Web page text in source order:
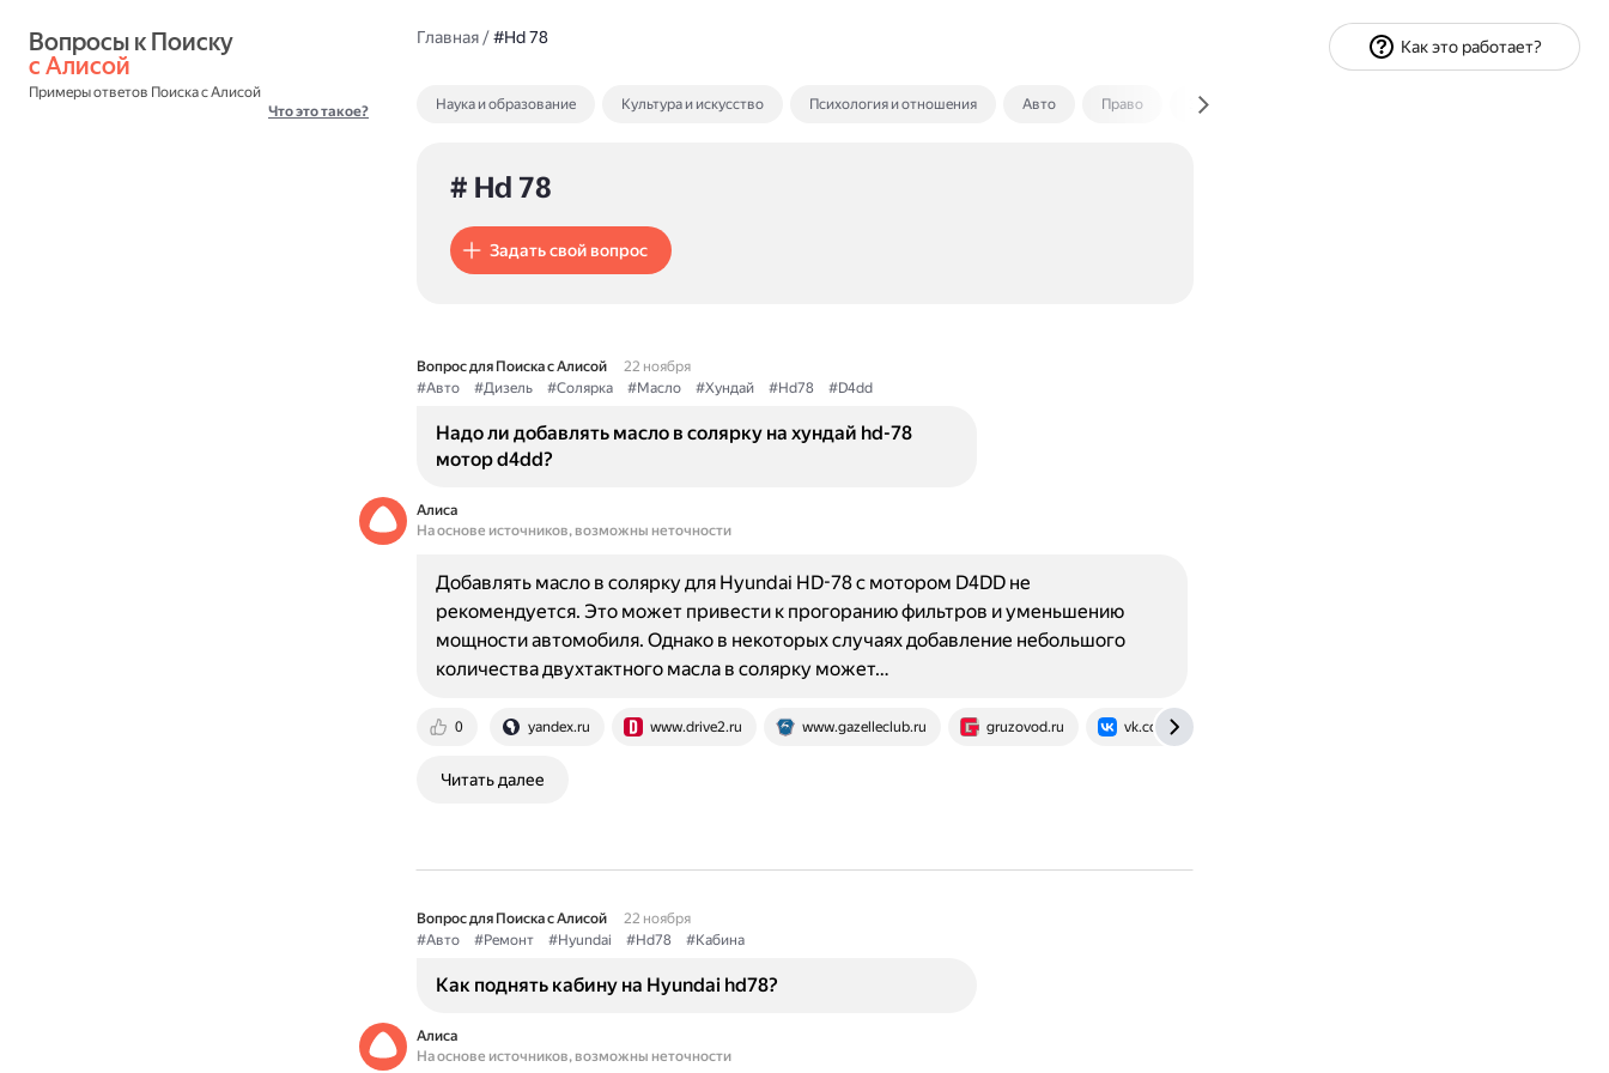
с Алисой
Примеры ответов Поиска с Алисой
Что это такое?
Главная/#Hd 78
Наука и образование Культура и искусство Психология и отношения Авто Право Экономика и финансы
# Hd 78
Задать свой вопрос
Вопрос для Поиска с Алисой
22 ноября
#Авто
#Дизель #Солярка #Масло #Хундай #Hd78 #D4dd
Надо ли добавлять масло в солярку на хундай hd-78
мотор d4dd?
Алиса
На основе источников, возможны неточности
0 yandex.ru www.drive2.ru www.gazelleclub.ru gruzovod.ru vk.com
Добавлять масло в солярку для Hyundai HD-78 с мотором D4DD не
рекомендуется. Это может привести к прогоранию фильтров и уменьшению
мощности автомобиля. Однако в некоторых случаях добавление небольшого
количества двухтактного масла в солярку может…
Читать далее
Вопрос для Поиска с Алисой
22 ноября
#Авто
#Ремонт #Hyundai #Hd78 #Кабина
Как поднять кабину на Hyundai hd78?
Алиса
На основе источников, возможны неточности
Как это работает?